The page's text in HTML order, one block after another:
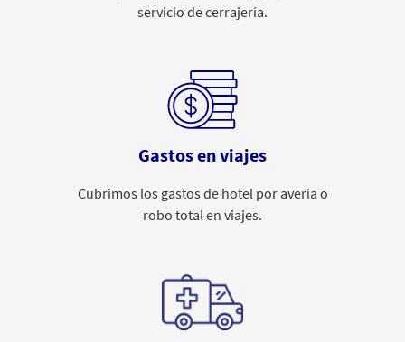
servicio de cerrajería.
Gastos en viajes
Cubrimos los gastos de hotel por avería o
robo total en viajes.